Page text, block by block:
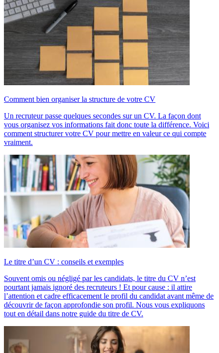
Comment bien organiser la structure de votre CV
Un recruteur passe quelques secondes sur un CV. La façon dont
vous organisez vos informations fait donc toute la différence. Voici
comment structurer votre CV pour mettre en valeur ce qui compte
vraiment.
Le titre d’un CV : conseils et exemples
Souvent omis ou négligé par les candidats, le titre du CV n’est
pourtant jamais ignoré des recruteurs ! Et pour cause : il attire
l’attention et cadre efficacement le profil du candidat avant même de
découvrir de façon approfondie son profil. Nous vous expliquons
tout en détail dans notre guide du titre de CV.